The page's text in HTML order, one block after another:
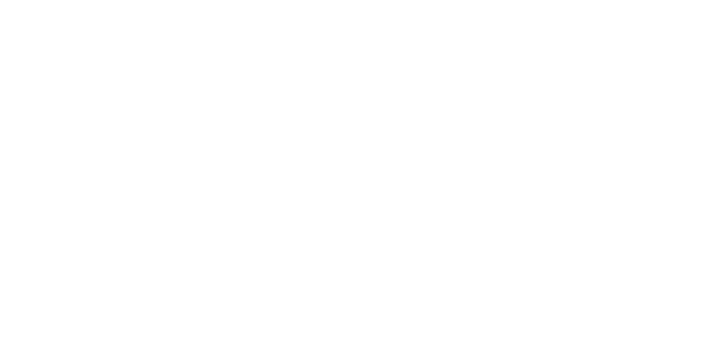
de confidentialité, en garantissant la conformité avec les réglementations. Personnalisez vos préférences pour